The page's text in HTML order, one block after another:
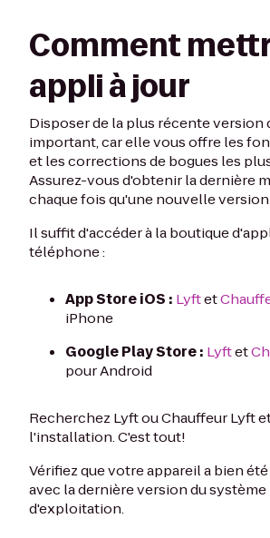
Comment
appli à jour
Disposer de la plus récente version
important, car elle vous offre les
et les corrections de bogues les
Assurez-vous d'obtenir la dernière
chaque fois qu'une nouvelle
Il suffit d'accéder à la boutique
téléphone :
App Store iOS : Lyftet
iPhone
Google Play Store : Lyftet
pour Android
Recherchez Lyft ou Chauffeur Lyft
l'installation. C'est tout!
Vérifiez que votre appareil a bien
avec la dernière version du système
d'exploitation.